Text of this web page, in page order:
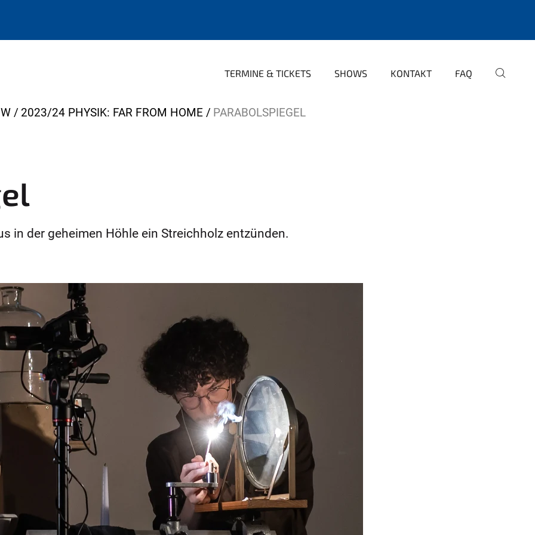
TERMINE & TICKETS SHOWS KONTAKT FAQ
2023/24 PHYSIK: FAR FROM HOME PARABOLSPIEGEL
in der geheimen Höhle ein Streichholz entzünden.